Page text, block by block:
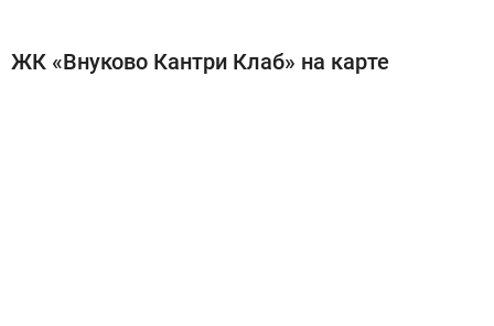
ЖК «Внуково Кантри Клаб» на карте